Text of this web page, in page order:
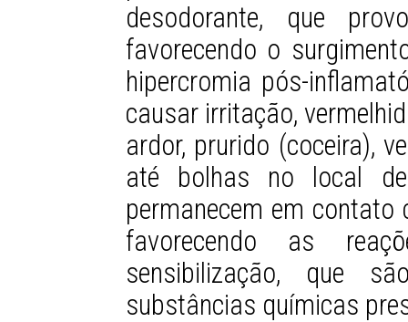
desodorante, que
favorecendo o
hipercromia pós-
causar irritação,
ardor, prurido (coceira),
até bolhas no local
permanecem em
favorecendo as
sensibilização, que
substâncias químicas